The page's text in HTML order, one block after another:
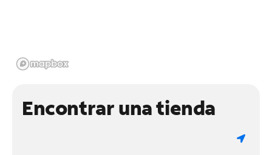
Encontrar una tienda